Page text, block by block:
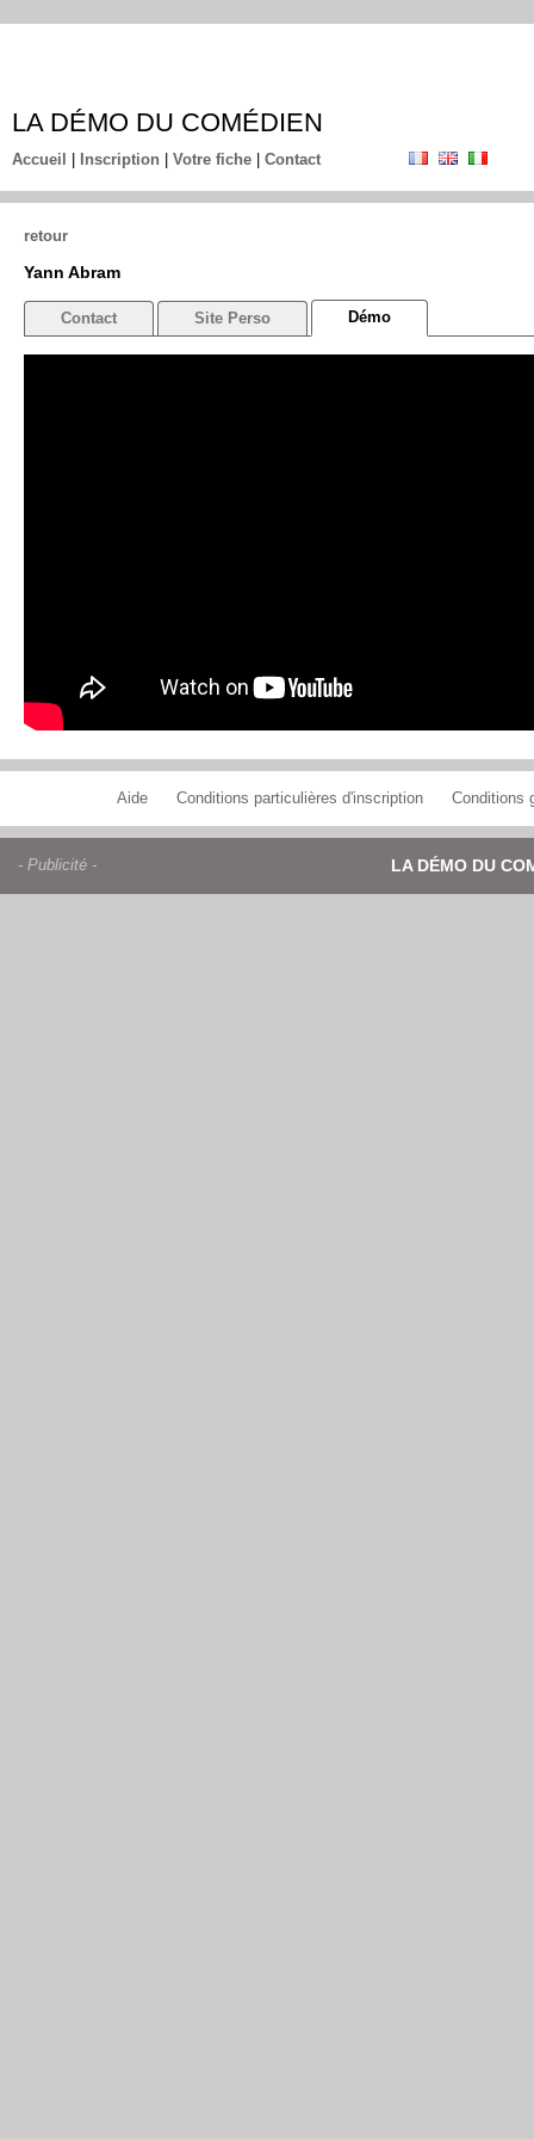
LA DÉMO DU COMÉDIEN
Accueil Inscription Votre fiche Contact
retour
Yann Abram
Contact Site Perso Démo
Aide Conditions particulières d'inscription Conditions
LA DÉMO DU
- Publicité -